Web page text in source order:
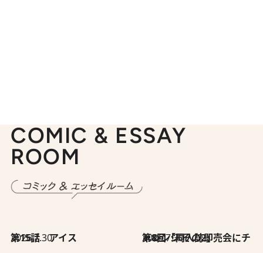
COMIC & ESSAY
ROOM
2026.7.30
第15話 アイス 2026.7.30
第8回「同人誌即売会にチャレンジ その2」